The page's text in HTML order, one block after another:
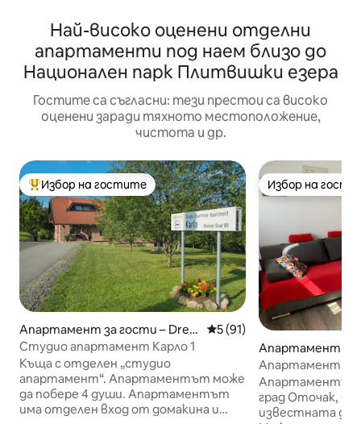
Най-високо оценени отделни
апартаменти под наем близо до
Национален парк Плитвишки езера
Гостите са съгласни: тези престои са високо
оценени заради тяхното местоположение,
чистота и др.
Най-популярен избор на гостите
Избор на гостите
Апартамент за гости – Drež
nik Grad
Средна оценка: 5 от 5,
5 (91)
Студио апартамент Карло 1
Къща с отделен „студио
апартамент“. Апартаментът може
да побере 4 души. Апартаментът
има отделен вход от домакина и
Избор на
Избор на
Апартамент за
R
Апартамент
Апартаментът
град Оточак, в
известната